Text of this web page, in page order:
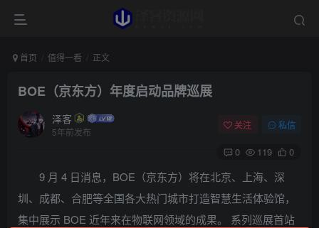
首页 值得一看 正文
BOE（京东方）年度启动品牌巡展
泽客
5年前发布
关注 私信
0 119 0
9 月 4 日消息，BOE（京东方）将在北京、上海、深
圳、成都、合肥等全国各大热门城市打造智慧生活体验馆，
集中展示 BOE 近年来在物联网领域的成果。 系列巡展首站